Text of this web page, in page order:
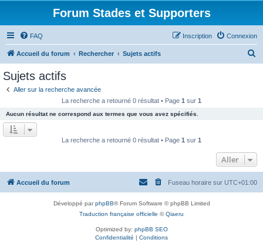
Forum Stades et Supporters
FAQ Connexion
Inscription
Accueil du forum Rechercher Sujets actifs
e
r
Sujets actifs
Aller sur la recherche avancée
La recherche a retourné 0 résultat • Page 1 sur 1
Aucun résultat ne correspond aux termes que vous avez spécifiés.
La recherche a retourné 0 résultat • Page 1 sur 1
Aller
Accueil du forum Fuseau horaire sur UTC+01:00
Développé parphpBB® Forum Software © phpBB Limited
Traduction française officielle ©Qiaeru
Optimized by: phpBB SEO
Confidentialité | Conditions